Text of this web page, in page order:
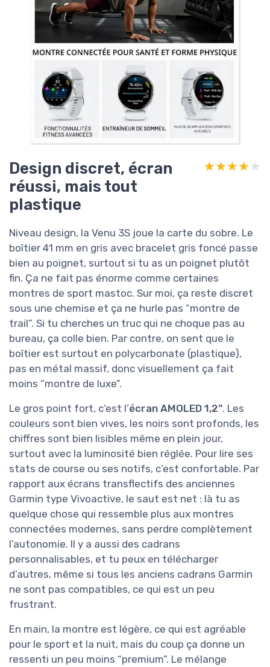
Design discret, écran
réussi, mais tout
plastique
★★★★★
★★★★★
Niveau design, la Venu 3S joue la carte du sobre. Le
boîtier 41 mm en gris avec bracelet gris foncé passe
bien au poignet, surtout si tu as un poignet plutôt
fin. Ça ne fait pas énorme comme certaines
montres de sport mastoc. Sur moi, ça reste discret
sous une chemise et ça ne hurle pas “montre de
trail”. Si tu cherches un truc qui ne choque pas au
bureau, ça colle bien. Par contre, on sent que le
boîtier est surtout en polycarbonate (plastique),
pas en métal massif, donc visuellement ça fait
moins “montre de luxe”.
Le gros point fort, c’est l’écran AMOLED 1,2”. Les
couleurs sont bien vives, les noirs sont profonds, les
chiffres sont bien lisibles même en plein jour,
surtout avec la luminosité bien réglée. Pour lire ses
stats de course ou ses notifs, c’est confortable. Par
rapport aux écrans transflectifs des anciennes
Garmin type Vivoactive, le saut est net : là tu as
quelque chose qui ressemble plus aux montres
connectées modernes, sans perdre complètement
l’autonomie. Il y a aussi des cadrans
personnalisables, et tu peux en télécharger
d’autres, même si tous les anciens cadrans Garmin
ne sont pas compatibles, ce qui est un peu
frustrant.
En main, la montre est légère, ce qui est agréable
pour le sport et la nuit, mais du coup ça donne un
ressenti un peu moins “premium”. Le mélange